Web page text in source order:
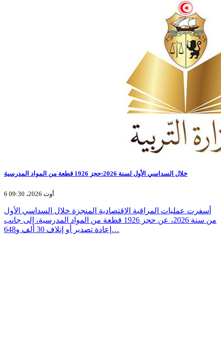
خلال السداسي الأول لسنة 2026:حجز 1926 قطعة من المواد المدرسية
6 أوت 2026، 09:30
أسفرت عمليات المراقبة الإقتصادية المنجزة خلال السداسي الأول
من سنة 2026، عن حجز 1926 قطعة من المواد المدرسية، إلى جانب
إعادة تصدير أو إتلاف 30 ألف و648…